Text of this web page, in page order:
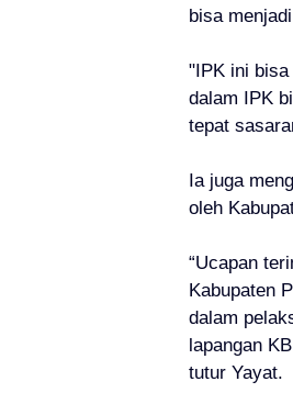
bisa
"IPK ini
dalam IPK
tepat
Ia juga
oleh
“Ucapan
Kabupaten
dalam
lapangan
tutur Yayat.